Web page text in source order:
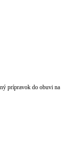
prípravok do obuvi na